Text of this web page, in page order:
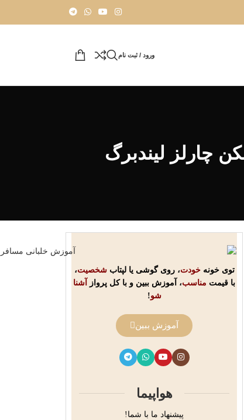
ورود / ثبت نام
چارلز لیندبرگ
توی خونهخودت، روی گوشی یا لپتابشخصیت،
با قیمت مناسب، آموزش ببین و با کل پرواز
آشنا
شو!
آموزش ببین
هواپیما
پیشنهاد ما با شما!